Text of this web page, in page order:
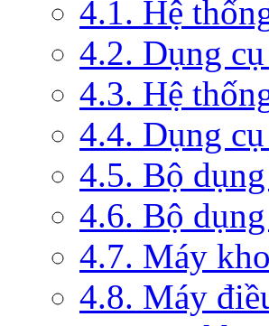
4.1. Hệ
4.2. Dụng
4.3. Hệ
4.4. Dụng
4.5. Bộ
4.6. Bộ
4.7. Máy
4.8. Máy